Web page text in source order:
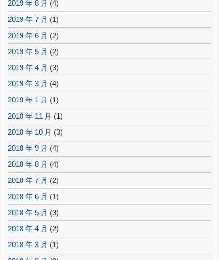
2019 年 8 月 (4)
2019 年 7 月 (1)
2019 年 6 月 (2)
2019 年 5 月 (2)
2019 年 4 月 (3)
2019 年 3 月 (4)
2019 年 1 月 (1)
2018 年 11 月 (1)
2018 年 10 月 (3)
2018 年 9 月 (4)
2018 年 8 月 (4)
2018 年 7 月 (2)
2018 年 6 月 (1)
2018 年 5 月 (3)
2018 年 4 月 (2)
2018 年 3 月 (1)